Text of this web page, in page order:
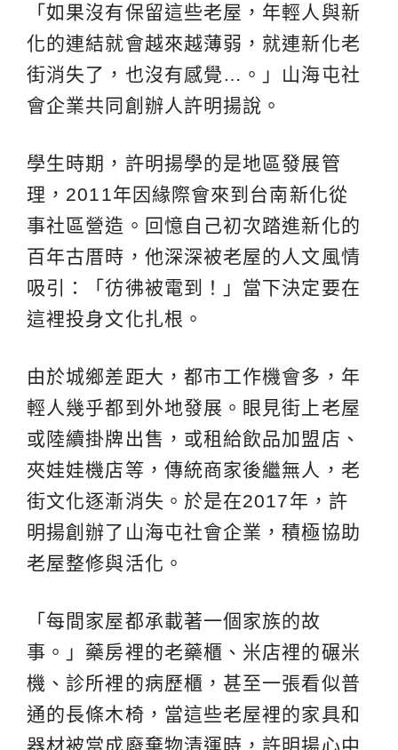
「如果沒有保留這些老屋，年輕人與新
化的連結就會越來越薄弱，就連新化老
街消失了，也沒有感覺…。」山海屯社
會企業共同創辦人許明揚說。
學生時期，許明揚學的是地區發展管
理，2011年因緣際會來到台南新化從
事社區營造。回憶自己初次踏進新化的
百年古厝時，他深深被老屋的人文風情
吸引：「彷彿被電到！」當下決定要在
這裡投身文化扎根。
由於城鄉差距大，都市工作機會多，年
輕人幾乎都到外地發展。眼見街上老屋
或陸續掛牌出售，或租給飲品加盟店、
夾娃娃機店等，傳統商家後繼無人，老
街文化逐漸消失。於是在2017年，許
明揚創辦了山海屯社會企業，積極協助
老屋整修與活化。
「每間家屋都承載著一個家族的故
事。」藥房裡的老藥櫃、米店裡的碾米
機、診所裡的病歷櫃，甚至一張看似普
通的長條木椅，當這些老屋裡的家具和
器材被當成廢棄物清運時，許明揚心中